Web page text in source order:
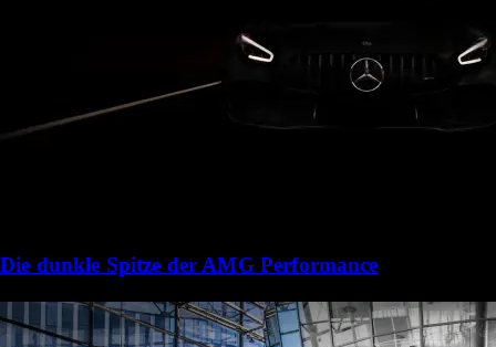
Die dunkle Spitze der AMG Performance